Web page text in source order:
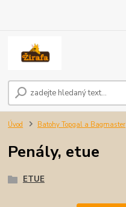
Úvod Batohy Topgal a Bagmaster
Penály, etue
ETUE